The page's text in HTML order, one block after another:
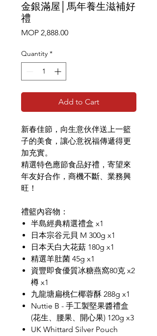
金銀滿屋│馬年養生滋補好
禮
MOP 2,888.00Price
Quantity *
Add to Cart
新春佳節，向生意伙伴送上一籃
子的美食，讓心意祝福傳遞得更
加充實。
精選特色應節食品好禮，寄望來
年友好合作，商機不斷、業務興
旺！
禮籃內容物：
半島經典精選禮盒 x1
日本宗谷元貝 M 300g x1
日本天白大花菇 180g x1
精選羊肚菌 45g x1
資豐即食優質冰糖燕窩80克 x2
樽 x1
九龍塘扁桃仁椰蓉酥 288g x1
Nuttie B - 手工製堅果醬禮盒
(花生、腰果、開心果) 120g x3
UK Whittard Silver Pouch